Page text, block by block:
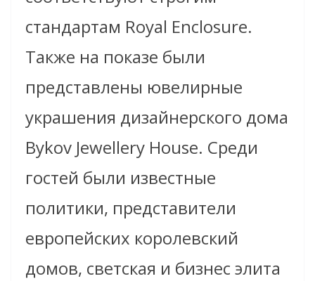
стандартам Royal Enclosure.
Также на показе были
представлены ювелирные
украшения дизайнерского дома
Bykov Jewellery House. Среди
гостей были известные
политики, представители
европейских королевский
домов, светская и бизнес элита